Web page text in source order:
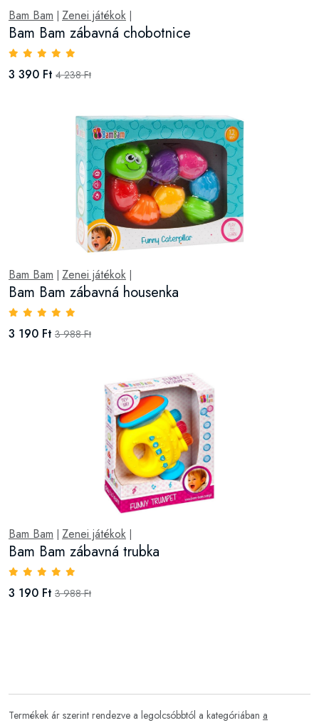
Bam Bam Zenei játékok
Bam Bam zábavná chobotnice
3 390 Ft 4 238 Ft
Bam Bam Zenei játékok
Bam Bam zábavná housenka
3 190 Ft 3 988 Ft
Bam Bam Zenei játékok
Bam Bam zábavná trubka
3 190 Ft 3 988 Ft
Termékek ár szerint rendezve a legolcsóbbtól a kategóriában a